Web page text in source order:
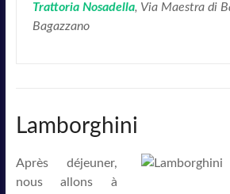
Trattoria Nosadella, Via Maestra di
Bagazzano
Lamborghini
Après déjeuner,
nous allons à